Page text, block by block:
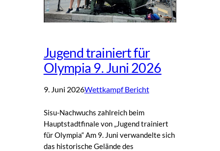
Jugend trainiert für
Olympia 9. Juni 2026
9. Juni 2026Wettkampf Bericht
Sisu-Nachwuchs zahlreich beim
Hauptstadtfinale von „Jugend trainiert
für Olympia“ Am 9. Juni verwandelte sich
das historische Gelände des